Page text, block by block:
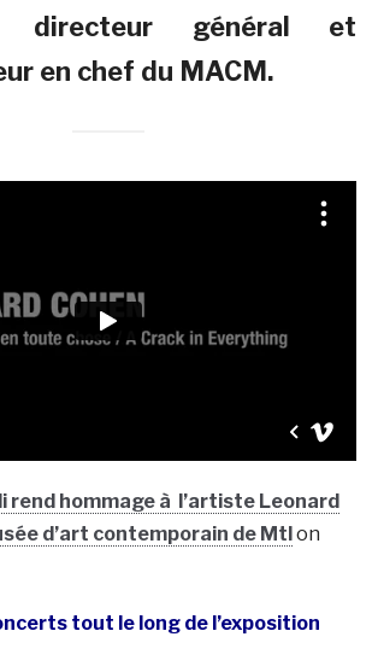
directeur général et
en chef du MACM.
rend hommage à l’artiste Leonard
d’art contemporain de Mtlon
tout le long de l’exposition